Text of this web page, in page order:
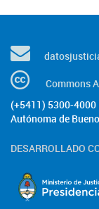
Commons
(+5411) 5300-4000
Autónoma de
DESARROLLADO